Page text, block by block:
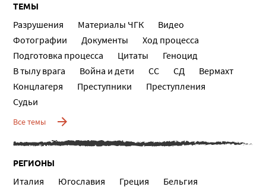
ТЕМЫ
Разрушения Материалы ЧГК
Видео
Фотографии
Документы
Ход процесса
Подготовка процесса
Цитаты
Геноцид
В тылу врага
Война и дети СС СД
Вермахт
Концлагеря
Преступники
Преступления
Судьи
Все темы
РЕГИОНЫ
Италия Югославия Греция
Бельгия